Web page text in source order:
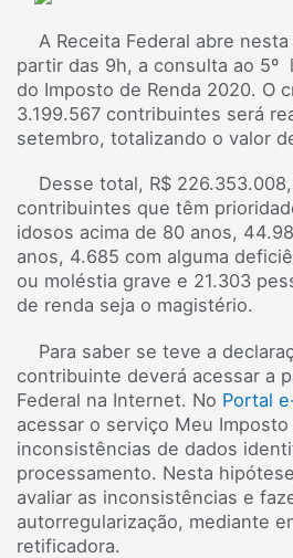
A Receita Federal abre
partir das 9h, a consulta ao
do Imposto de Renda 2020. O
3.199.567 contribuintes será
setembro, totalizando o valor
Desse total, R$
contribuintes que têm
idosos acima de 80 anos,
anos, 4.685 com alguma
ou moléstia grave e 21.303
de renda seja o magistério.
Para saber se teve a
contribuinte deverá acessar a
Federal na Internet. No Portal
acessar o serviço Meu
inconsistências de dados
processamento. Nesta
avaliar as inconsistências e
autorregularização, mediante
retificadora.